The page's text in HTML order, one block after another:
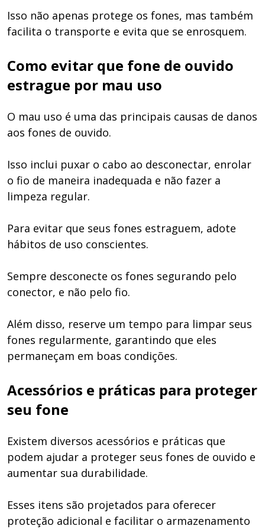
Isso não apenas protege os fones, mas também
facilita o transporte e evita que se enrosquem.
Como evitar que fone de ouvido
estrague por mau uso
O mau uso é uma das principais causas de danos
aos fones de ouvido.
Isso inclui puxar o cabo ao desconectar, enrolar
o fio de maneira inadequada e não fazer a
limpeza regular.
Para evitar que seus fones estraguem, adote
hábitos de uso conscientes.
Sempre desconecte os fones segurando pelo
conector, e não pelo fio.
Além disso, reserve um tempo para limpar seus
fones regularmente, garantindo que eles
permaneçam em boas condições.
Acessórios e práticas para proteger
seu fone
Existem diversos acessórios e práticas que
podem ajudar a proteger seus fones de ouvido e
aumentar sua durabilidade.
Esses itens são projetados para oferecer
proteção adicional e facilitar o armazenamento